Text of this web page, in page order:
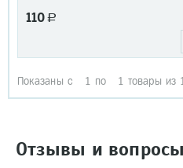
110 a
Показаны с 1 по 1 товары из
Отзывы и